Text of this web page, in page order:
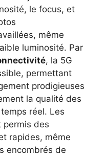
le focus, et
même
luminosité. Par
, la 5G
permettant
prodigieuses
la qualité des
réel. Les
permis des
rapides, même
encombrés de